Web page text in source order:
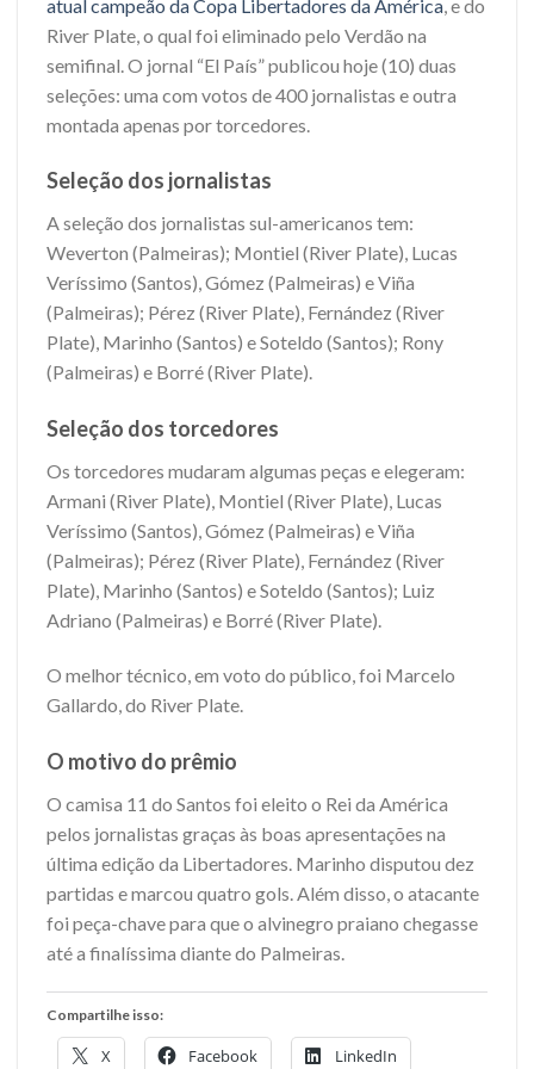
atual campeão da Copa Libertadores da América , e do
River Plate, o qual foi eliminado pelo Verdão na
semifinal. O jornal “El País” publicou hoje (10) duas
seleções: uma com votos de 400 jornalistas e outra
montada apenas por torcedores.
Seleção dos jornalistas
A seleção dos jornalistas sul-americanos tem:
Weverton (Palmeiras); Montiel (River Plate), Lucas
Veríssimo (Santos), Gómez (Palmeiras) e Viña
(Palmeiras); Pérez (River Plate), Fernández (River
Plate), Marinho (Santos) e Soteldo (Santos); Rony
(Palmeiras) e Borré (River Plate).
Seleção dos torcedores
Os torcedores mudaram algumas peças e elegeram:
Armani (River Plate), Montiel (River Plate), Lucas
Veríssimo (Santos), Gómez (Palmeiras) e Viña
(Palmeiras); Pérez (River Plate), Fernández (River
Plate), Marinho (Santos) e Soteldo (Santos); Luiz
Adriano (Palmeiras) e Borré (River Plate).
O melhor técnico, em voto do público, foi Marcelo
Gallardo, do River Plate.
O motivo do prêmio
O camisa 11 do Santos foi eleito o Rei da América
pelos jornalistas graças às boas apresentações na
última edição da Libertadores. Marinho disputou dez
partidas e marcou quatro gols. Além disso, o atacante
foi peça-chave para que o alvinegro praiano chegasse
até a finalíssima diante do Palmeiras.
Compartilhe isso:
X Facebook LinkedIn